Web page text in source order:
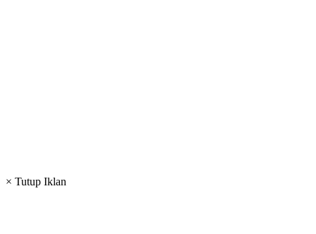
× Tutup Iklan